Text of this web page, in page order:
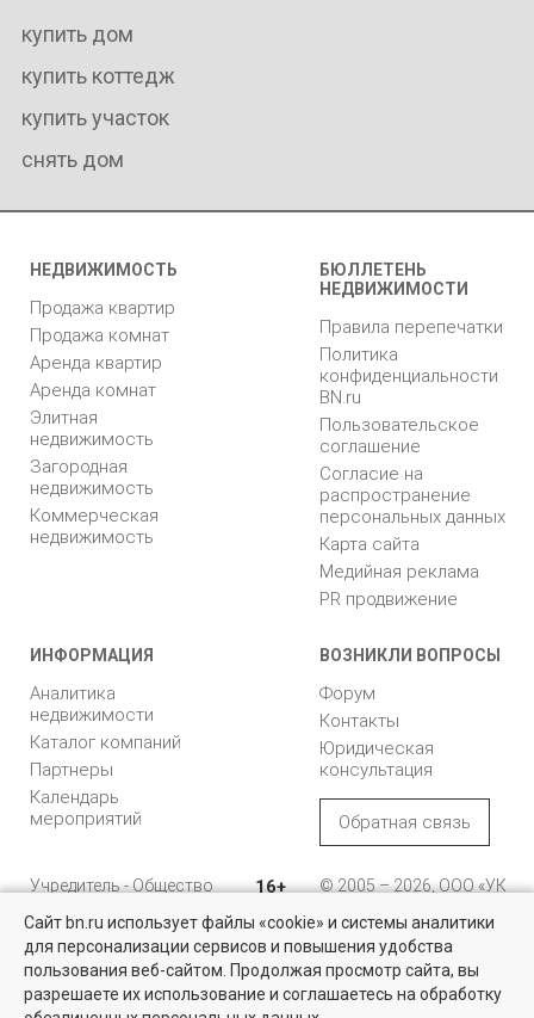
Дома, дачи и участки
У нас более 6 тысяч предложений загородной недвижимости от
собственников и агентств недвижимости
купить дом
купить коттедж
купить участок
снять дом
НЕДВИЖИМОСТЬ
Продажа квартир
Продажа комнат
Аренда квартир
Аренда комнат
Элитная
недвижимость
Загородная
недвижимость
Коммерческая
недвижимость
БЮЛЛЕТЕНЬ
НЕДВИЖИМОСТИ
Правила перепечатки
Политика
конфиденциальности
BN.ru
Пользовательское
соглашение
Согласие на
распространение
персональных данных
Карта сайта
Медийная реклама
PR продвижение
ИНФОРМАЦИЯ
Аналитика
недвижимости
Каталог компаний
Партнеры
Календарь
мероприятий
ВОЗНИКЛИ ВОПРОСЫ
Форум
Контакты
Юридическая
консультация
Обратная связь
Учредитель - Общество
ответственностью
"Управляющая
компания "Бюллетень
недвижимости"
16+
© 2005 – 2026, ООО «УК
196105, Санкт-
Петербург, пр. Юрия
Гагарина, 1
Сайт bn.ru использует файлы «cookie» и системы аналитики
для персонализации сервисов и повышения удобства
пользования веб-сайтом. Продолжая просмотр сайта, вы
разрешаете их использование и соглашаетесь на обработку